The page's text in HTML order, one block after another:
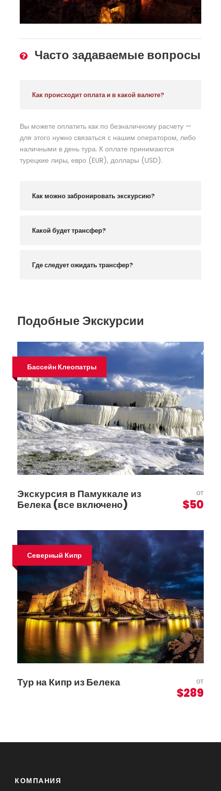
Часто задаваемые вопросы
Как происходит оплата и в какой валюте?
Вы можете оплатить как по безналичному расчету —
для этого нужно связаться с нашим оператором, либо
наличными в день тура. К оплате принимаются
турецкие лиры, евро (EUR), доллары (USD).
Как можно забронировать экскурсию?
Какой будет трансфер?
Где следует ожидать трансфер?
Подобные Экскурсии
Бассейн Клеопатры
Экскурсия в Памуккале из
Белека (все включено)
от
$50
Северный Кипр
Тур на Кипр из Белека от
$289
КОМПАНИЯ